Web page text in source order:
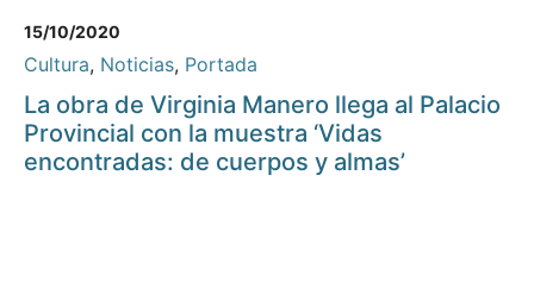
15/10/2020
Cultura, Noticias, Portada
La obra de Virginia Manero llega al Palacio
Provincial con la muestra ‘Vidas
encontradas: de cuerpos y almas’